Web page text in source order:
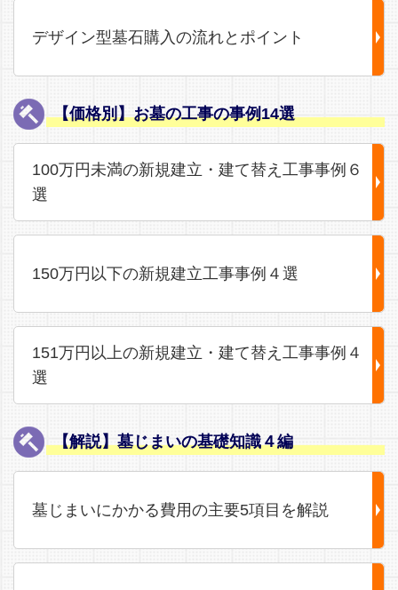
デザイン型墓石購入の流れとポイント
【価格別】お墓の工事の事例14選
100万円未満の新規建立・建て替え工事事例６
選
150万円以下の新規建立工事事例４選
151万円以上の新規建立・建て替え工事事例４
選
【解説】墓じまいの基礎知識４編
墓じまいにかかる費用の主要5項目を解説